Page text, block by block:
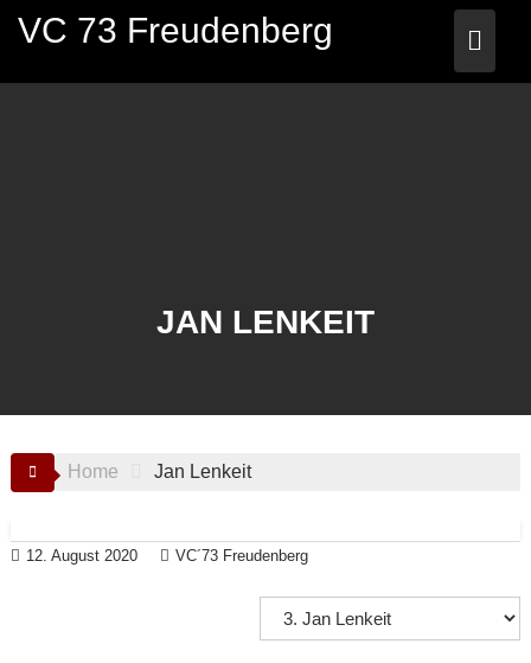
VC 73 Freudenberg
JAN LENKEIT
Home Jan Lenkeit
12. August 2020 VC´73 Freudenberg